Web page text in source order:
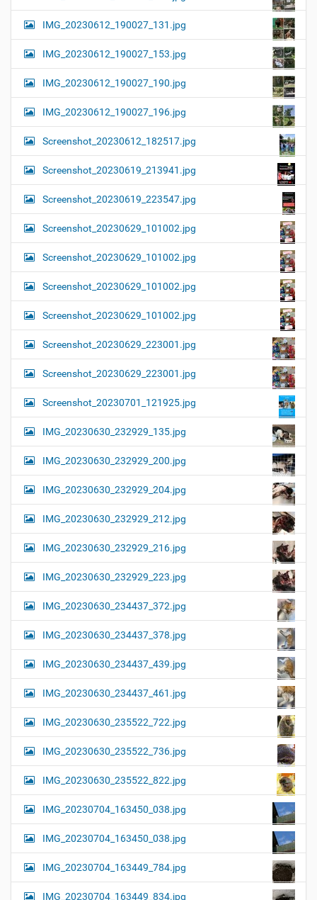
IMG_20230612_190027_131.jpg
IMG_20230612_190027_153.jpg
IMG_20230612_190027_190.jpg
IMG_20230612_190027_196.jpg
Screenshot_20230612_182517.jpg
Screenshot_20230619_213941.jpg
Screenshot_20230619_223547.jpg
Screenshot_20230629_101002.jpg
Screenshot_20230629_101002.jpg
Screenshot_20230629_101002.jpg
Screenshot_20230629_101002.jpg
Screenshot_20230629_223001.jpg
Screenshot_20230629_223001.jpg
Screenshot_20230701_121925.jpg
IMG_20230630_232929_135.jpg
IMG_20230630_232929_200.jpg
IMG_20230630_232929_204.jpg
IMG_20230630_232929_212.jpg
IMG_20230630_232929_216.jpg
IMG_20230630_232929_223.jpg
IMG_20230630_234437_372.jpg
IMG_20230630_234437_378.jpg
IMG_20230630_234437_439.jpg
IMG_20230630_234437_461.jpg
IMG_20230630_235522_722.jpg
IMG_20230630_235522_736.jpg
IMG_20230630_235522_822.jpg
IMG_20230704_163450_038.jpg
IMG_20230704_163450_038.jpg
IMG_20230704_163449_784.jpg
IMG_20230704_163449_834.jpg